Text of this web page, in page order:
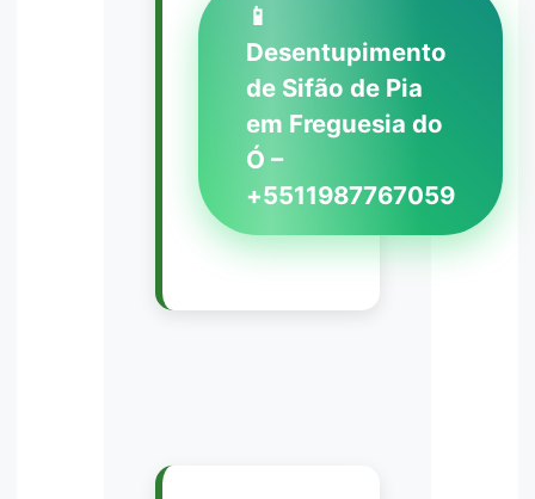
📱
Desentupimento
de Sifão de Pia
em Freguesia do
Ó –
+5511987767059